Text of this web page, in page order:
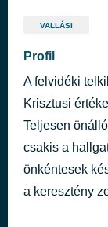
Imalánc
Litánia
VALLÁSI
Profil
A felvidéki
Krisztusi
Teljesen
csakis a
önkéntesek
a keresztény